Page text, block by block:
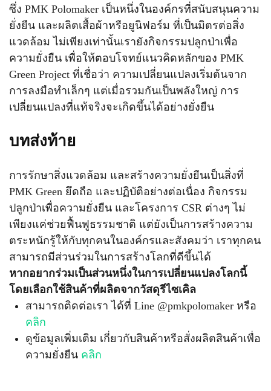
ซึ่ง PMK Polomaker เป็นหนึ่งในองค์กรที่สนับสนุนความ
ยั่งยืน และผลิตเสื้อผ้าหรือยูนิฟอร์ม ที่เป็นมิตรต่อสิ่ง
แวดล้อม ไม่เพียงเท่านั้นเรายังกิจกรรมปลูกป่าเพื่อ
ความยั่งยืน เพื่อให้ตอบโจทย์แนวคิดหลักของ PMK
Green Project ที่เชื่อว่า ความเปลี่ยนแปลงเริ่มต้นจาก
การลงมือทำเล็กๆ แต่เมื่อรวมกันเป็นพลังใหญ่ การ
เปลี่ยนแปลงที่แท้จริงจะเกิดขึ้นได้อย่างยั่งยืน
บทส่งท้าย
การรักษาสิ่งแวดล้อม และสร้างความยั่งยืนเป็นสิ่งที่
PMK Green ยึดถือ และปฏิบัติอย่างต่อเนื่อง กิจกรรม
ปลูกป่าเพื่อความยั่งยืน และโครงการ CSR ต่างๆ ไม่
เพียงแค่ช่วยฟื้นฟูธรรมชาติ แต่ยังเป็นการสร้างความ
ตระหนักรู้ให้กับทุกคนในองค์กรและสังคมว่า เราทุกคน
สามารถมีส่วนร่วมในการสร้างโลกที่ดีขึ้นได้
หากอยากร่วมเป็นส่วนหนึ่งในการเปลี่ยนแปลงโลกนี้
โดยเลือกใช้สินค้าที่ผลิตจากวัสดุรีไซเคิล
สามารถติดต่อเรา ได้ที่ Line @pmkpolomaker หรือ
คลิก
ดูข้อมูลเพิ่มเติม เกี่ยวกับสินค้าหรือสั่งผลิตสินค้าเพื่อ
ความยั่งยืน คลิก